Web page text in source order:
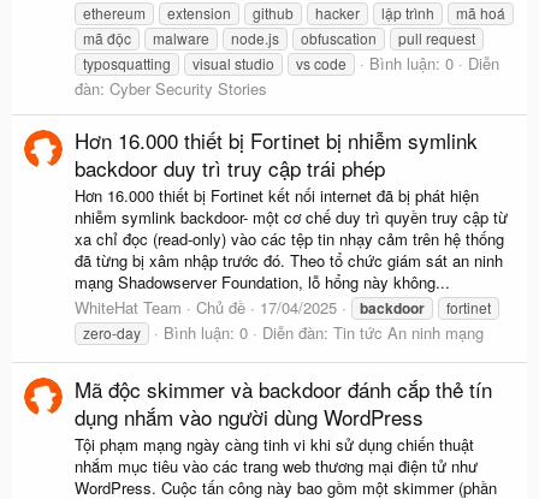
ethereum
extension github hacker lập trình
mã hoá
mã độc
malware node.js obfuscation
pull request
typosquatting
visual studio vs code Bình luận: 0
Diễn
đàn: Cyber Security Stories
Hơn 16.000 thiết bị Fortinet bị nhiễm symlink
backdoor duy trì truy cập trái phép
Hơn 16.000 thiết bị Fortinet kết nối internet đã bị phát hiện
nhiễm symlink backdoor- một cơ chế duy trì quyền truy cập từ
xa chỉ đọc (read-only) vào các tệp tin nhạy cảm trên hệ thống
đã từng bị xâm nhập trước đó. Theo tổ chức giám sát an ninh
mạng Shadowserver Foundation, lỗ hổng này không...
WhiteHat Team
Chủ đề 17/04/2025 backdoor
fortinet
zero-day
Bình luận: 0 Diễn đàn: Tin tức An ninh mạng
Mã độc skimmer và backdoor đánh cắp thẻ tín
dụng nhắm vào người dùng WordPress
Tội phạm mạng ngày càng tinh vi khi sử dụng chiến thuật
nhắm mục tiêu vào các trang web thương mại điện tử như
WordPress. Cuộc tấn công này bao gồm một skimmer (phần